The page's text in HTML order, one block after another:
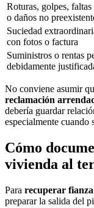
Roturas, golpes,
o daños no
Suciedad
con fotos o factura
Suministros o rentas
debidamente
No conviene asumir
reclamación
debería guardar
especialmente cuando
Cómo
vivienda al
Para recuperar
preparar la salida del